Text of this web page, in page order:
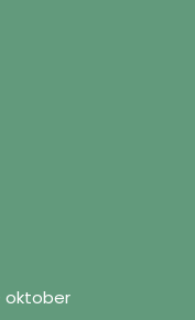
oktober